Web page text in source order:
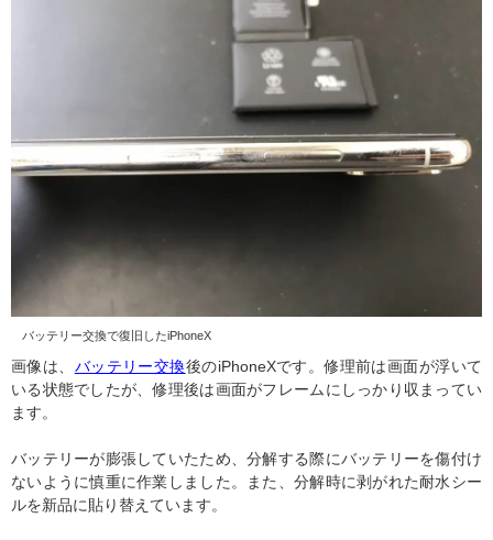
バッテリー交換で復旧したiPhoneX
画像は、 バッテリー交換後のiPhoneXです。修理前は画面が浮いて
いる状態でしたが、修理後は画面がフレームにしっかり収まってい
ます。
バッテリーが膨張していたため、分解する際にバッテリーを傷付け
ないように慎重に作業しました。また、分解時に剥がれた耐水シー
ルを新品に貼り替えています。